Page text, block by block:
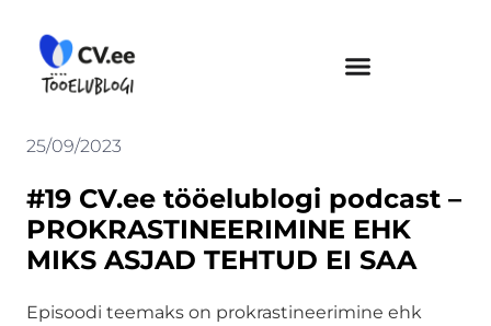
content
25/09/2023
#19 CV.ee tööelublogi podcast –
PROKRASTINEERIMINE EHK
MIKS ASJAD TEHTUD EI SAA
Episoodi teemaks on prokrastineerimine ehk